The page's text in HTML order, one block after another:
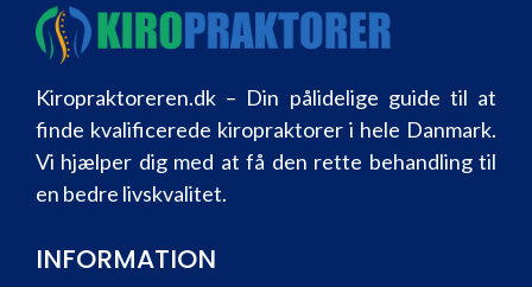
Kiropraktoreren.dk – Din pålidelige guide til at
finde kvalificerede kiropraktorer i hele Danmark.
Vi hjælper dig med at få den rette behandling til
en bedre livskvalitet.
INFORMATION